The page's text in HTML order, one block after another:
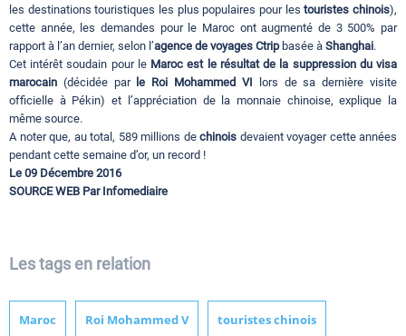
les destinations touristiques les plus populaires pour lestouristes chinois),
cette année, les demandes pour le Maroc ont augmenté de 3 500% par
rapport à l’an dernier, selon l’agence de voyages Ctripbasée à Shanghai.
Cet intérêt soudain pour le Maroc est le résultat de la suppression du visa
marocain (décidée par le Roi Mohammed VI lors de sa dernière visite
officielle à Pékin) et l’appréciation de la monnaie chinoise, explique la
même source.
A noter que, au total, 589 millions de chinois devaient voyager cette années
pendant cette semaine d’or, un record !
Le 09 Décembre 2016
SOURCE WEB Par Infomediaire
Les tags en relation
Maroc Roi Mohammed V touristes chinois